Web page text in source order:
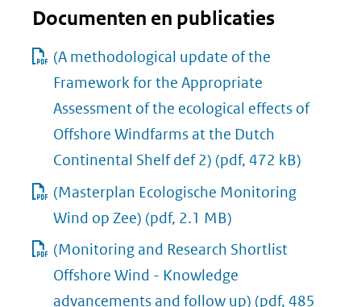
venster)
Documenten en publicaties
(A methodological update of the
Framework for the Appropriate
Assessment of the ecological effects of
Offshore Windfarms at the Dutch
Continental Shelf def 2) (pdf, 472 kB)
(Masterplan Ecologische Monitoring
Wind op Zee) (pdf, 2.1 MB)
(Monitoring and Research Shortlist
Offshore Wind - Knowledge
advancements and follow up) (pdf, 485